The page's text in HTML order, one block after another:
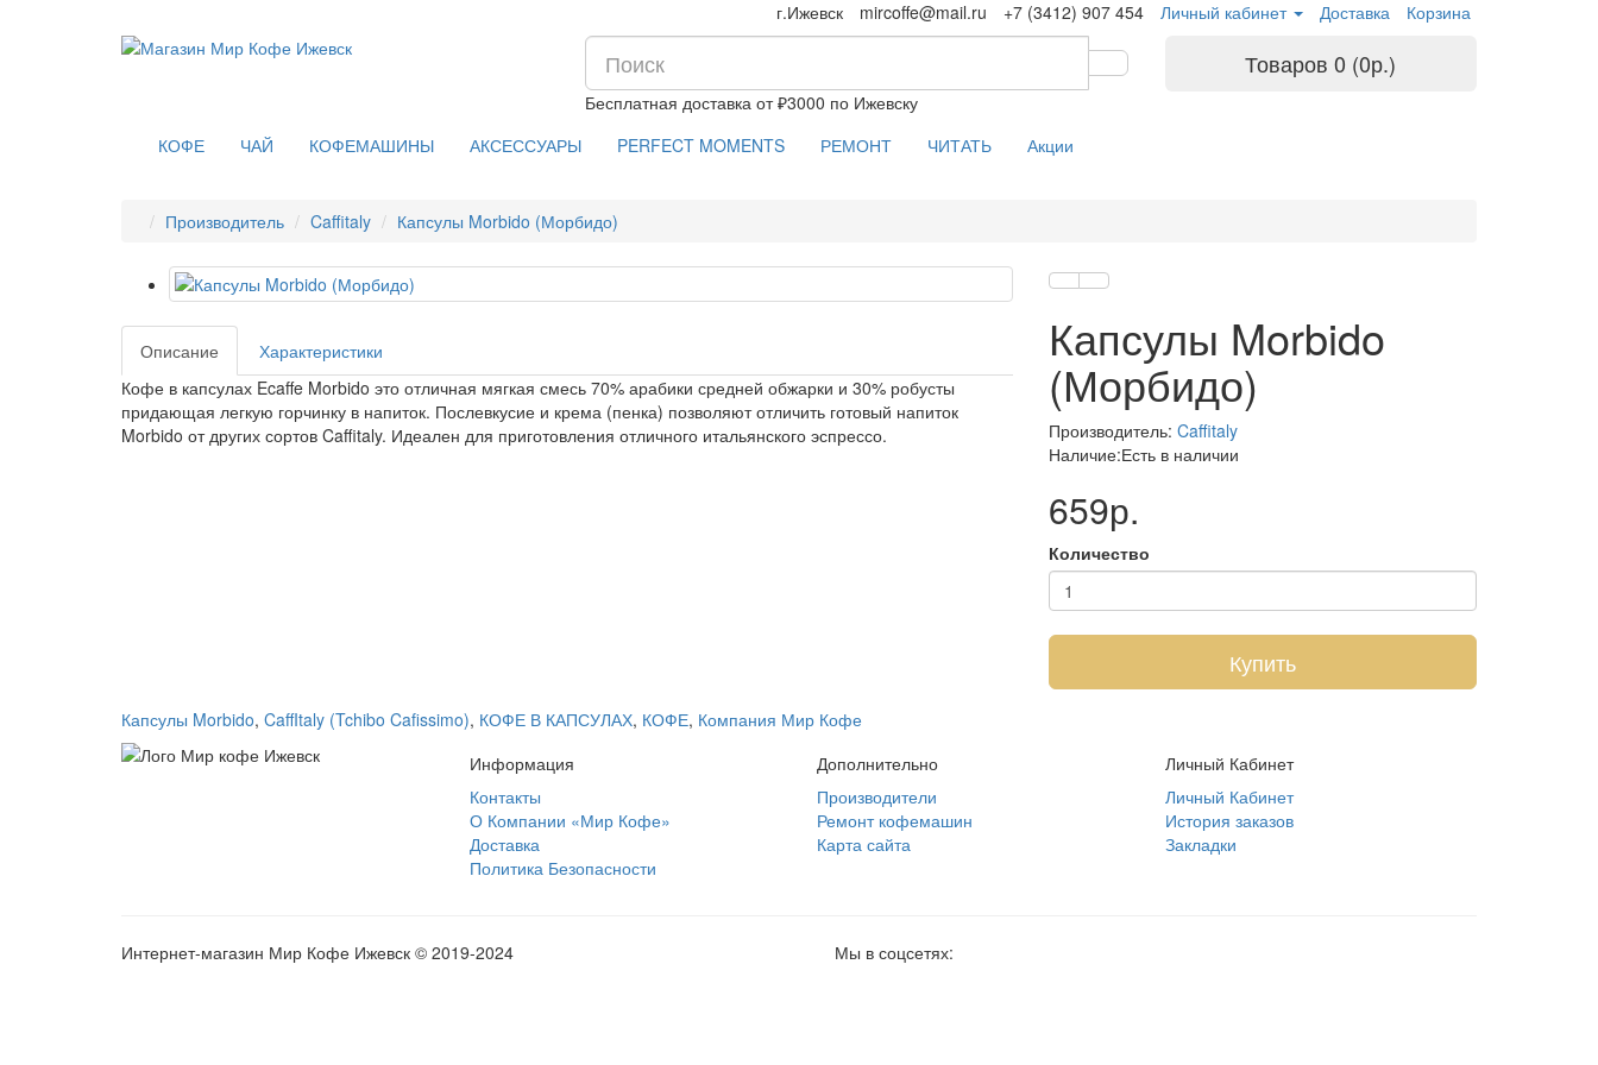
г.Ижевск mircoffe@mail.ru +7 (3412) 907 454 Личный кабинет Доставка Корзина
Бесплатная доставка от ₽3000 по Ижевску
Товаров 0 (0р.)
КОФЕ ЧАЙ КОФЕМАШИНЫ АКСЕССУАРЫ PERFECT MOMENTS РЕМОНТ ЧИТАТЬ Акции
Производитель Caffitaly Капсулы Morbido (Морбидо)
Описание
Характеристики
Кофе в капсулах Ecaffe Morbido это отличная мягкая смесь 70% арабики средней обжарки и 30% робусты
придающая легкую горчинку в напиток. Послевкусие и крема (пенка) позволяют отличить готовый напиток
Morbido от других сортов Caffitaly. Идеален для приготовления отличного итальянского эспрессо.
Капсулы Morbido
(Морбидо)
Производитель: Caffitaly
Наличие:Есть в наличии
659р.
Количество
Купить
Капсулы Morbido, CaffItaly (Tchibo Cafissimo), КОФЕ В КАПСУЛАХ, КОФЕ, Компания Мир Кофе
Информация
Контакты
О Компании «Мир Кофе»
Доставка
Политика Безопасности
Дополнительно
Производители
Ремонт кофемашин
Карта сайта
Личный Кабинет
Личный Кабинет
История заказов
Закладки
Интернет-магазин Мир Кофе Ижевск © 2019-2024 Мы в соцсетях: